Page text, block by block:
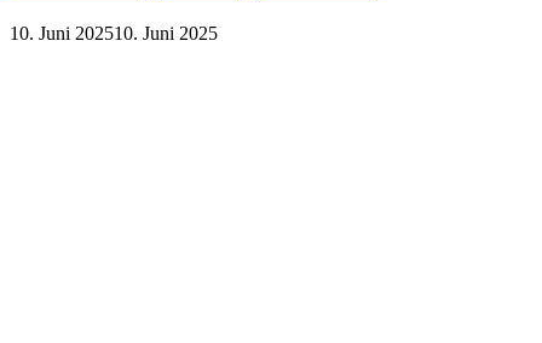
10. Juni 202510. Juni 2025